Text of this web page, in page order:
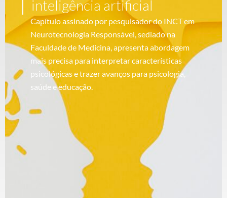
inteligência artificial
Capítulo assinado por pesquisador do INCT em
Neurotecnologia Responsável, sediado na
Faculdade de Medicina, apresenta abordagem
mais precisa para interpretar características
psicológicas e trazer avanços para psicologia,
saúde e educação.